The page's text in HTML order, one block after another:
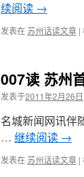
续阅读 →
发表在苏州话读文章 |
007读 苏州
发表于2011年2月26日
名城新闻网讯伴
… 继续阅读 →
发表在苏州话读文章 |